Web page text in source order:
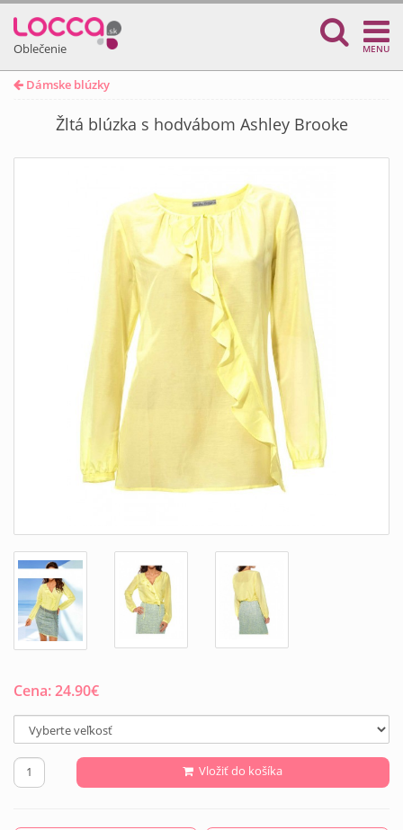
Oblečenie MENU
Dámske blúzky
Žltá blúzka s hodvábom Ashley Brooke
Cena:24.90€
Vložiť do košíka